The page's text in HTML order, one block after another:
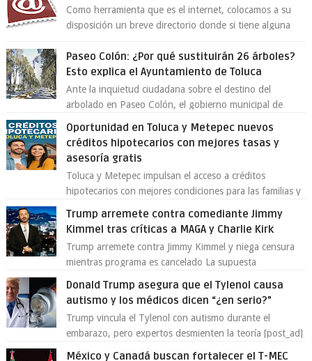
Como herramienta que es el internet, colocamos a su
disposición un breve directorio donde si tiene alguna
Paseo Colón: ¿Por qué sustituirán 26 árboles?
Esto explica el Ayuntamiento de Toluca
Ante la inquietud ciudadana sobre el destino del
arbolado en Paseo Colón, el gobierno municipal de
Oportunidad en Toluca y Metepec nuevos
créditos hipotecarios con mejores tasas y
asesoría gratis
Toluca y Metepec impulsan el acceso a créditos
hipotecarios con mejores condiciones para las familias y
Trump arremete contra comediante Jimmy
Kimmel tras críticas a MAGA y Charlie Kirk
Trump arremete contra Jimmy Kimmel y niega censura
mientras programa es cancelado La supuesta
Donald Trump asegura que el Tylenol causa
autismo y los médicos dicen “¿en serio?”
Trump vincula el Tylenol con autismo durante el
embarazo, pero expertos desmienten la teoría [post_ad]
México y Canadá buscan fortalecer el T-MEC